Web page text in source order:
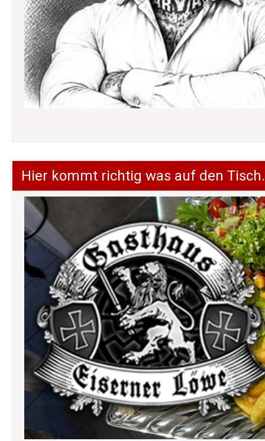
Hier kommt richtig was auf den Tisch.